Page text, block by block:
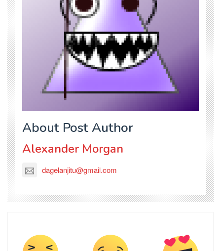
About Post Author
Alexander Morgan
dagelanjitu@gmail.com